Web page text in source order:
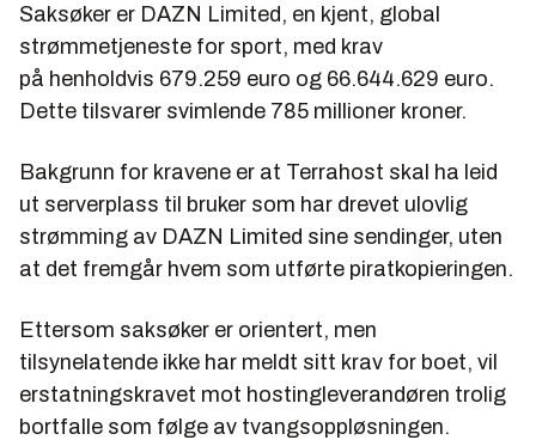
Saksøker er DAZN Limited, en kjent, global
strømmetjeneste for sport, med krav
på henholdvis 679.259 euro og 66.644.629 euro.
Dette tilsvarer svimlende 785 millioner kroner.
Bakgrunn for kravene er at Terrahost skal ha leid
ut serverplass til bruker som har drevet ulovlig
strømming av DAZN Limited sine sendinger, uten
at det fremgår hvem som utførte piratkopieringen.
Ettersom saksøker er orientert, men
tilsynelatende ikke har meldt sitt krav for boet, vil
erstatningskravet mot hostingleverandøren trolig
bortfalle som følge av tvangsoppløsningen.